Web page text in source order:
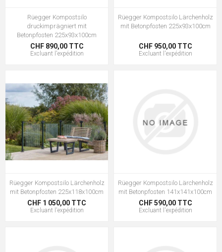
Rüegger Kompostsilo
druckimprägniert mit
Betonpfosten 225x93x100cm
CHF 890,00 TTC
Excluant l'expédition
Rüegger Kompostsilo Lärchenholz
mit Betonpfosten 225x93x100cm
CHF 950,00 TTC
Excluant l'expédition
Rüegger Kompostsilo Lärchenholz
mit Betonpfosten 225x118x100cm
CHF 1 050,00 TTC
Excluant l'expédition
Rüegger Kompostsilo Lärchenholz
mit Betonpfosten 141x141x100cm
CHF 590,00 TTC
Excluant l'expédition